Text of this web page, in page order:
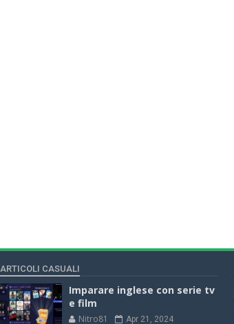
ARTICOLI CASUALI
Imparare inglese con serie tv
e film
Nitro81 Apr 21, 2024